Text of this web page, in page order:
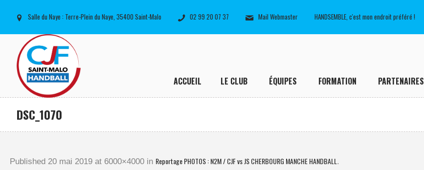
Salle du Naye : Terre-Plein du Naye, 35400 Saint-Malo 02 99 20 07 37 Mail Webmaster HANDSEMBLE, c'est mon endroit préféré !
ACCUEIL LE CLUB ÉQUIPES FORMATION PARTENAIRES
DSC_1070
Published 20 mai 2019 at 6000×4000 in Reportage PHOTOS : N2M / CJF vs JS CHERBOURG MANCHE HANDBALL .